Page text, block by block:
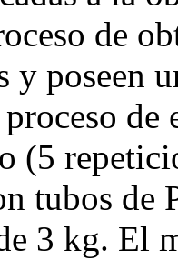
de
y poseen
(5
tubos de
3 kg. El